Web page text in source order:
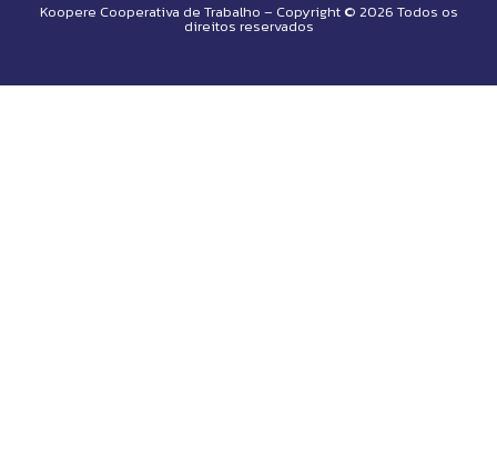
Koopere Cooperativa de Trabalho – Copyright © 2026 Todos os
direitos reservados